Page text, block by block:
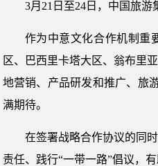
3月21日至24日，中国旅游
作为中意文化合作机制重
区、巴西里卡塔大区、翁布里
地营销、产品研发和推广、旅
满期待。
在签署战略合作协议的同
责任、践行“一带一路”倡议，